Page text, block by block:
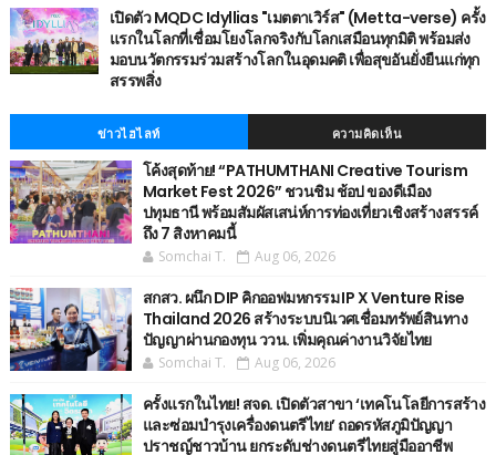
เปิดตัว MQDC Idyllias "เมตตาเวิร์ส" (Metta-verse) ครั้ง
แรกในโลกที่เชื่อมโยงโลกจริงกับโลกเสมือนทุกมิติ พร้อมส่ง
มอบนวัตกรรมร่วมสร้างโลกในอุดมคติ เพื่อสุขอันยั่งยืนแก่ทุก
สรรพสิ่ง
ข่าวไฮไลท์ ความคิดเห็น
โค้งสุดท้าย! “PATHUMTHANI Creative Tourism
Market Fest 2026” ชวนชิม ช้อป ของดีเมือง
ปทุมธานี พร้อมสัมผัสเสน่ห์การท่องเที่ยวเชิงสร้างสรรค์
ถึง 7 สิงหาคมนี้
Somchai T. Aug 06, 2026
สกสว. ผนึก DIP คิกออฟมหกรรม IP X Venture Rise
Thailand 2026 สร้างระบบนิเวศเชื่อมทรัพย์สินทาง
ปัญญาผ่านกองทุน ววน. เพิ่มคุณค่างานวิจัยไทย
Somchai T. Aug 06, 2026
ครั้งแรกในไทย! สจด. เปิดตัวสาขา ‘เทคโนโลยีการสร้าง
และซ่อมบำรุงเครื่องดนตรีไทย’ ​ถอดรหัสภูมิปัญญา
ปราชญ์ชาวบ้าน ยกระดับช่างดนตรีไทยสู่มืออาชีพ